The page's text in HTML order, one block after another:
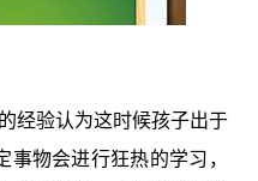
经验认为这时候孩子出于
物会进行狂热的学习，